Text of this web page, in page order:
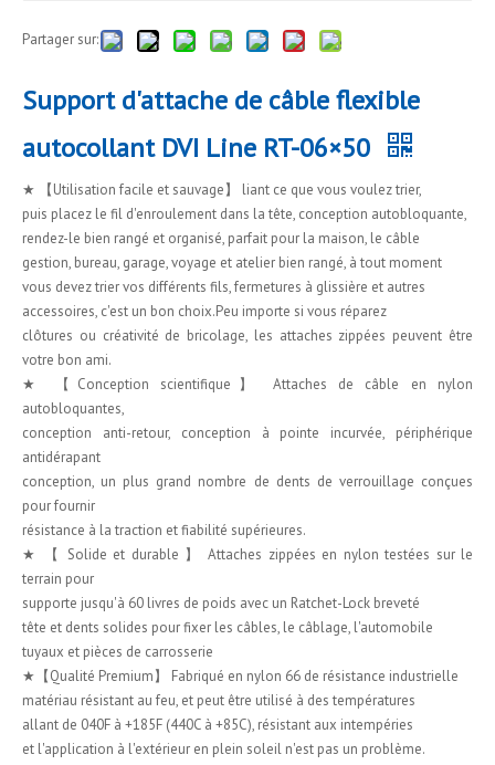
Partager sur:
Support d'attache de câble flexible
autocollant DVI Line RT-06×50
★ 【Utilisation facile et sauvage】 liant ce que vous voulez trier,
puis placez le fil d'enroulement dans la tête, conception autobloquante,
rendez-le bien rangé et organisé, parfait pour la maison, le câble
gestion, bureau, garage, voyage et atelier bien rangé, à tout moment
vous devez trier vos différents fils, fermetures à glissière et autres
accessoires, c'est un bon choix.Peu importe si vous réparez
clôtures ou créativité de bricolage, les attaches zippées peuvent être
votre bon ami.
★ 【Conception scientifique】 Attaches de câble en nylon
autobloquantes,
conception anti-retour, conception à pointe incurvée, périphérique
antidérapant
conception, un plus grand nombre de dents de verrouillage conçues
pour fournir
résistance à la traction et fiabilité supérieures.
★ 【 Solide et durable 】 Attaches zippées en nylon testées sur le
terrain pour
supporte jusqu'à 60 livres de poids avec un Ratchet-Lock breveté
tête et dents solides pour fixer les câbles, le câblage, l'automobile
tuyaux et pièces de carrosserie
★【Qualité Premium】 Fabriqué en nylon 66 de résistance industrielle
matériau résistant au feu, et peut être utilisé à des températures
allant de 040F à +185F (440C à +85C), résistant aux intempéries
et l'application à l'extérieur en plein soleil n'est pas un problème.